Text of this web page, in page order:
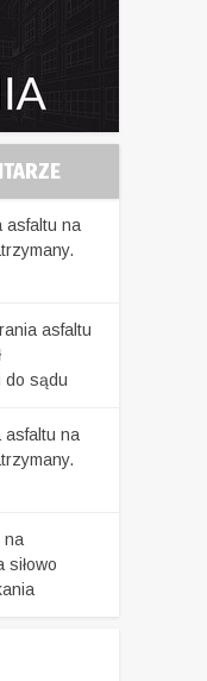
asfaltu na
asfaltu
do sądu
asfaltu na
na
siłowo